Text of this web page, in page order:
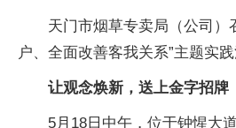
天门市烟草专卖局（公司）
户、全面改善客我关系”主题实
让观念焕新，送上金字招牌
5月18日中午，位于钟惺大